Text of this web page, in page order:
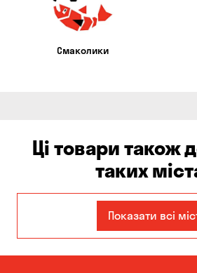
Смаколики
Ці товари також
таких
Єлизаветівка
Авангард
Показати всі